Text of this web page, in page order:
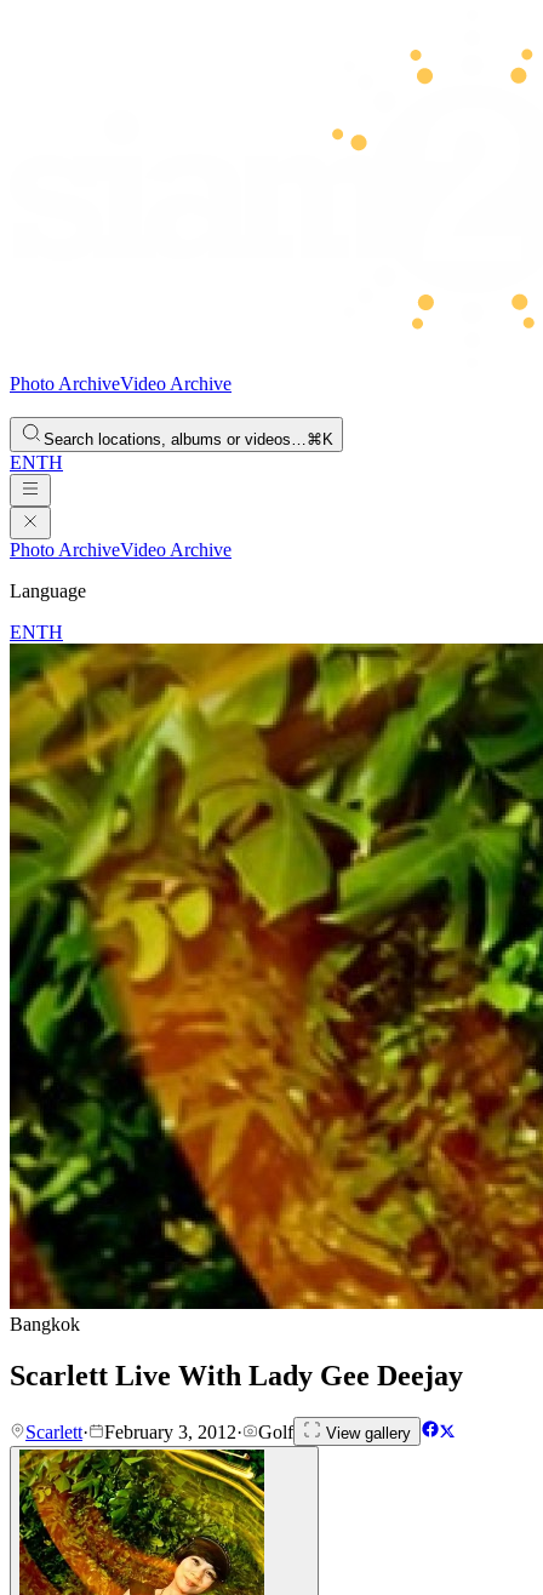
Photo ArchiveVideo Archive
Search locations, albums or videos…⌘K
ENTH
Photo ArchiveVideo Archive
Language
ENTH
Bangkok
Scarlett Live With Lady Gee Deejay
Scarlett· February 3, 2012· Golf View gallery